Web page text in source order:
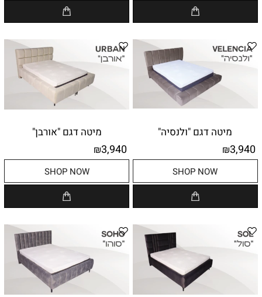
מיטה דגם "ולנסיה"
₪3,940
SHOP NOW
מיטה דגם "אורבן"
₪3,940
SHOP NOW